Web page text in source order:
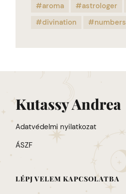
aroma astrologer
divination
numbers
Kutassy Andrea
Adatvédelmi nyilatkozat
ÁSZF
LÉPJ VELEM KAPCSOLATBA